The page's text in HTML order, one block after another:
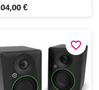
€
favorite_border